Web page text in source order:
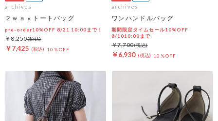
archives
２ｗａｙトートバッグ
pre-order10%OFF 8/21 10:00まで！
￥7,425 10％OFF
￥8,250
archives
ワンハンドルバッグ
期間限定タイムセール10%OFF
8/1010:00まで
￥6,930 10％OFF
￥7,700